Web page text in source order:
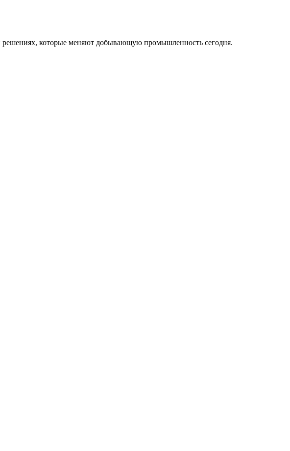
решениях, которые меняют добывающую промышленность сегодня.